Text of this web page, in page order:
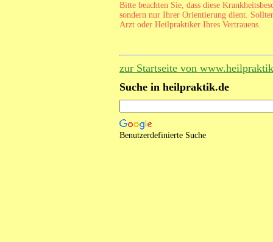
Bitte beachten Sie, dass diese
sondern nur Ihrer Orientierung dient.
Arzt oder Heilpraktiker Ihres Vertrauens.
zur Startseite von
Suche in heilpraktik.de
Benutzerdefinierte Suche